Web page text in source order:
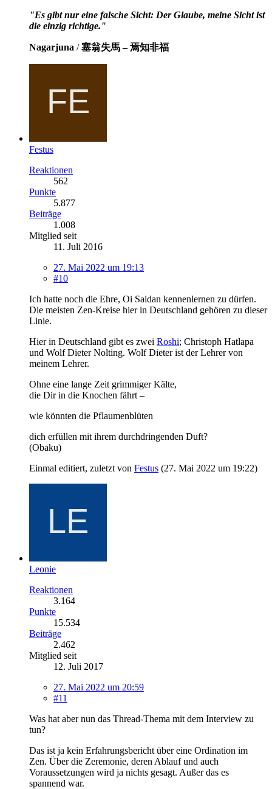
"Es gibt nur eine falsche Sicht: Der Glaube, meine Sicht ist
die einzig richtige."
Nagarjuna /塞翁失馬 – 焉知非福
Festus
Reaktionen
562
Punkte
5.877
Beiträge
1.008
Mitglied seit
11. Juli 2016
27. Mai 2022 um 19:13
#10
Ich hatte noch die Ehre, Oi Saidan kennenlernen zu dürfen.
Die meisten Zen-Kreise hier in Deutschland gehören zu dieser
Linie.
Hier in Deutschland gibt es zwei Roshi; Christoph Hatlapa
und Wolf Dieter Nolting. Wolf Dieter ist der Lehrer von
meinem Lehrer.
Ohne eine lange Zeit grimmiger Kälte,
die Dir in die Knochen fährt –
wie könnten die Pflaumenblüten
dich erfüllen mit ihrem durchdringenden Duft?
(Obaku)
Einmal editiert, zuletzt von Festus (27. Mai 2022 um 19:22)
Leonie
Reaktionen
3.164
Punkte
15.534
Beiträge
2.462
Mitglied seit
12. Juli 2017
27. Mai 2022 um 20:59
#11
Was hat aber nun das Thread-Thema mit dem Interview zu
tun?
Das ist ja kein Erfahrungsbericht über eine Ordination im
Zen. Über die Zeremonie, deren Ablauf und auch
Voraussetzungen wird ja nichts gesagt. Außer das es
spannend war.